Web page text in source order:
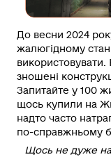
До весни 2024
жалюгідному
використовувати.
зношені
Запитайте у 100
щось купили на
надто часто
по-справжньому
Щось не дуже